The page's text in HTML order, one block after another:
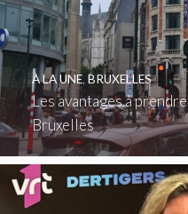
Les avantages à
Bruxelles
À LA UNE, BRUXELLES